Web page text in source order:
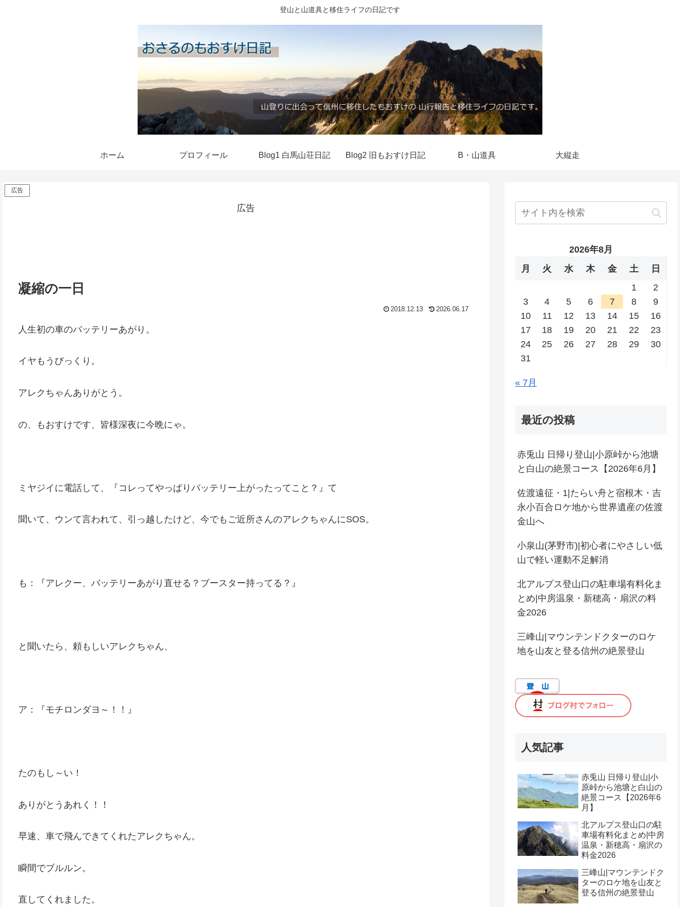
登山と山道具と移住ライフの日記です
ホーム プロフィール Blog1 白馬山荘日記 Blog2 旧もおすけ日記 B・山道具 大縦走
広告
広告
凝縮の一日
2018.12.13 2026.06.17
人生初の車のバッテリーあがり。
イヤもうびっくり。
アレクちゃんありがとう。
の、もおすけです、皆様深夜に今晩にゃ。
ミヤジイに電話して、『コレってやっぱりバッテリー上がったってこと？』て
聞いて、ウンて言われて、引っ越したけど、今でもご近所さんのアレクちゃんにSOS。
も：『アレクー、バッテリーあがり直せる？ブースター持ってる？』
と聞いたら、頼もしいアレクちゃん、
ア：『モチロンダヨ～！！』
たのもし～い！
ありがとうあれく！！
早速、車で飛んできてくれたアレクちゃん。
瞬間でブルルン。
直してくれました。
2026年8月
月
火 水 木 金 土
日
1
2
3
4 5 6 7 8
9
10
11 12 13 14 15
16
17
18 19 20 21 22
23
24
25 26 27 28 29
30
31
« 7月
最近の投稿
赤兎山 日帰り登山|小原峠から池塘
と白山の絶景コース【2026年6月】
佐渡遠征・1|たらい舟と宿根木・吉
永小百合ロケ地から世界遺産の佐渡
金山へ
小泉山(茅野市)|初心者にやさしい低
山で軽い運動不足解消
北アルプス登山口の駐車場有料化ま
とめ|中房温泉・新穂高・扇沢の料
金2026
三峰山|マウンテンドクターのロケ
地を山友と登る信州の絶景登山
人気記事
赤兎山 日帰り登山|小
原峠から池塘と白山の
絶景コース【2026年6
月】
北アルプス登山口の駐
車場有料化まとめ|中房
温泉・新穂高・扇沢の
料金2026
三峰山|マウンテンドク
ターのロケ地を山友と
登る信州の絶景登山